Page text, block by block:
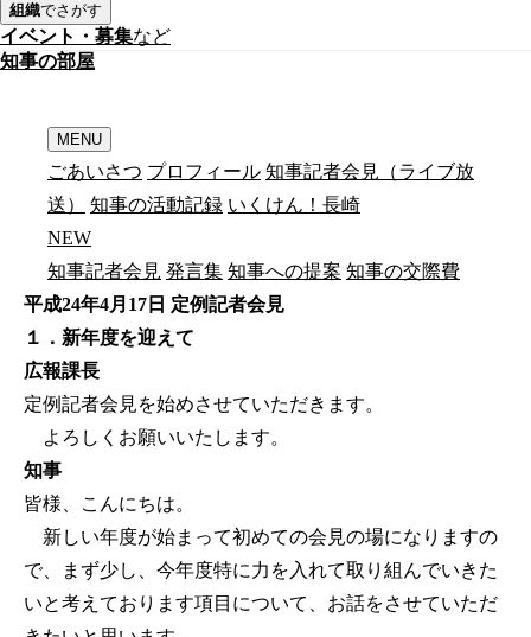
組織でさがす
イベント・募集など
知事の部屋
MENU
ごあいさつ プロフィール 知事記者会見（ライブ放
送）
知事の活動記録 いくけん！長崎
NEW
知事記者会見 発言集 知事への提案 知事の交際費
平成24年4月17日 定例記者会見
１．新年度を迎えて
広報課長
定例記者会見を始めさせていただきます。
よろしくお願いいたします。
知事
皆様、こんにちは。
新しい年度が始まって初めての会見の場になりますの
で、まず少し、今年度特に力を入れて取り組んでいきた
いと考えております項目について、お話をさせていただ